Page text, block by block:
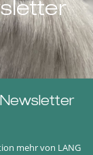
mehr von LANG